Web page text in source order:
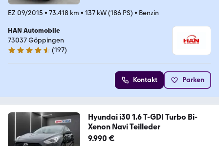
EZ 09/2015 • 73.418 km • 137 kW (186 PS) • Benzin
HAN Automobile
73037 Göppingen
4.7 Sterne
(197)
Kontakt Parken
Hyundai i30 1.6 T-GDI Turbo Bi-
Xenon Navi Teilleder
9.990 €